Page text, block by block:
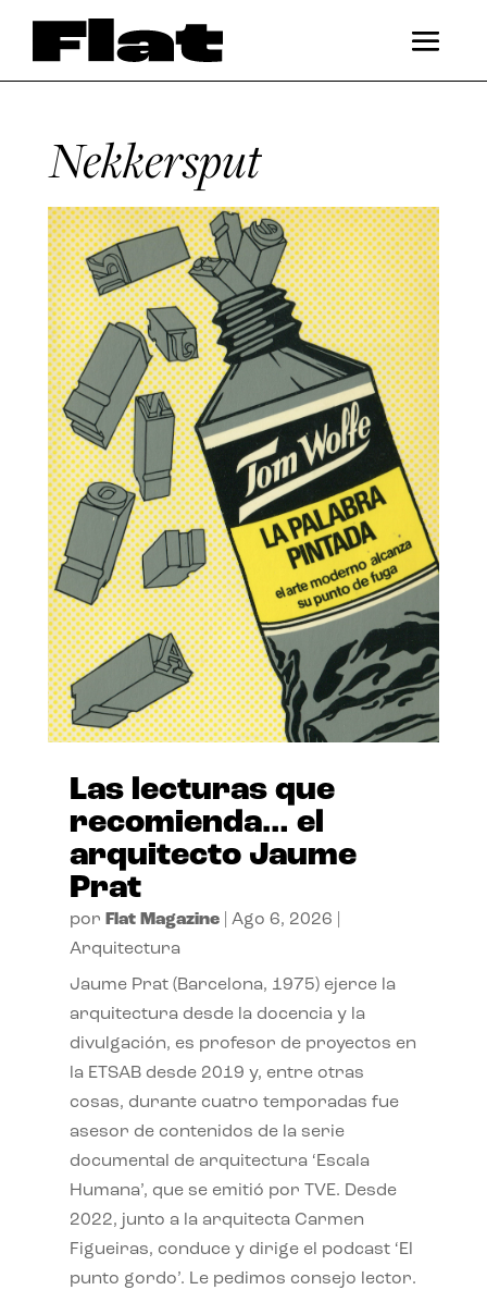
Nekkersput
Las lecturas que
recomienda… el
arquitecto Jaume
Prat
por Flat Magazine| Ago 6, 2026
Arquitectura
Jaume Prat (Barcelona, 1975) ejerce la
arquitectura desde la docencia y la
divulgación, es profesor de proyectos en
la ETSAB desde 2019 y, entre otras
cosas, durante cuatro temporadas fue
asesor de contenidos de la serie
documental de arquitectura ‘Escala
Humana’, que se emitió por TVE. Desde
2022, junto a la arquitecta Carmen
Figueiras, conduce y dirige el podcast ‘El
punto gordo’. Le pedimos consejo lector.